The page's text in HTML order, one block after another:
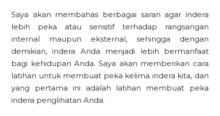
Saya akan membahas berbagai saran agar indera
lebih peka atau sensitif terhadap rangsangan
internal maupun eksternal, sehingga dengan
demikian, indera Anda menjadi lebih bermanfaat
bagi kehidupan Anda. Saya akan memberikan cara
latihan untuk membuat peka kelima indera kita, dan
yang pertama ini adalah latihan membuat peka
indera penglihatan Anda.